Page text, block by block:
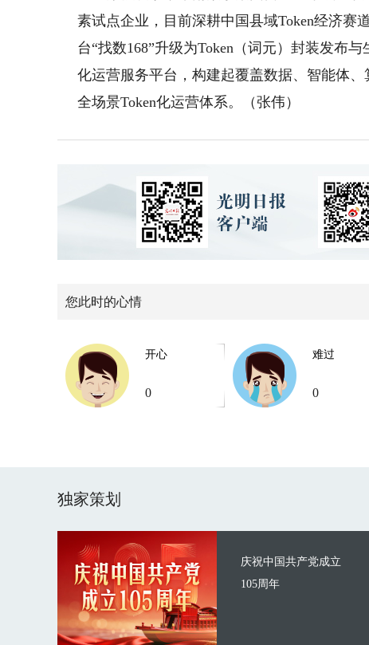
素试点企业，目前深耕中国县域Token经济赛
台“找数168”升级为Token（词元）封装发布
化运营服务平台，构建起覆盖数据、智能体
全场景Token化运营体系。（张伟）
您此时的心情
开心
0
难过
0
独家策划
庆祝中国共产党成立
105周年